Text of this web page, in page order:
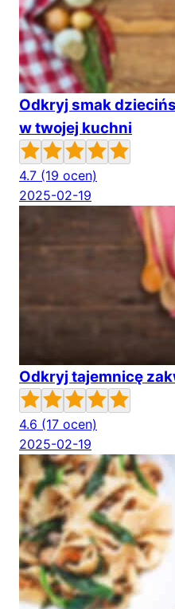
Odkryj smak
w twojej kuchni
4.7 (19 ocen)
2025-02-19
Odkryj tajemnicę
4.6 (17 ocen)
2025-02-19